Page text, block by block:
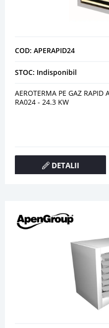
COD: APERAPID24
STOC: Indisponibil
AEROTERMA PE GAZ RAPID
RA024 - 24.3 KW
DETALII